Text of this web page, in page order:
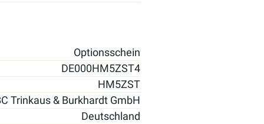
Optionsschein
DE000HM5ZST4
HM5ZST
Trinkaus & Burkhardt GmbH
Deutschland